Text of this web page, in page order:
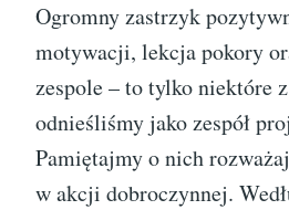
Ogromny zastrzyk
motywacji, lekcja pokory
zespole – to tylko niektóre
odnieśliśmy jako zespół
Pamiętajmy o nich
w akcji dobroczynnej.